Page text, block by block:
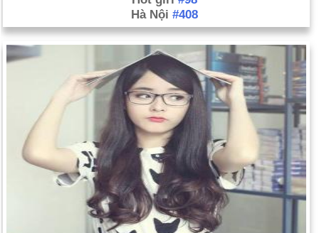
Hà Nội #408